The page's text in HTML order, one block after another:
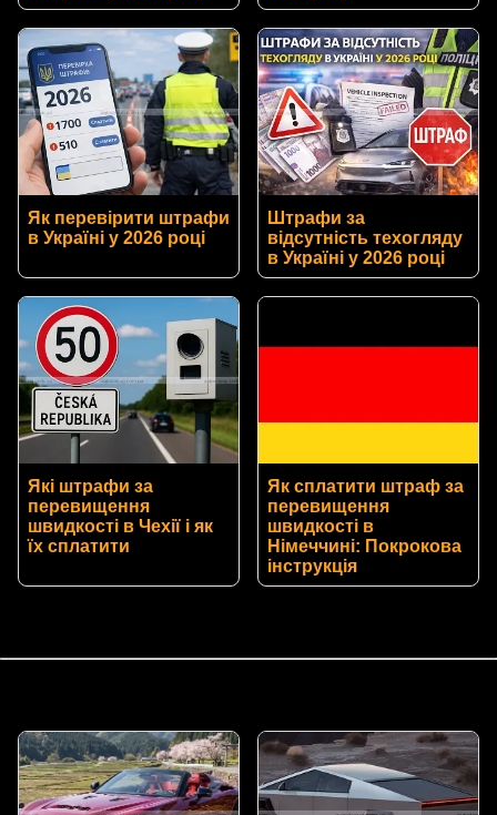
Як перевірити штрафи
в Україні у 2026 році
Штрафи за
відсутність техогляду
в Україні у 2026 році
Які штрафи за
перевищення
швидкості в Чехії і як
їх сплатити
Як сплатити штраф за
перевищення
швидкості в
Німеччині: Покрокова
інструкція